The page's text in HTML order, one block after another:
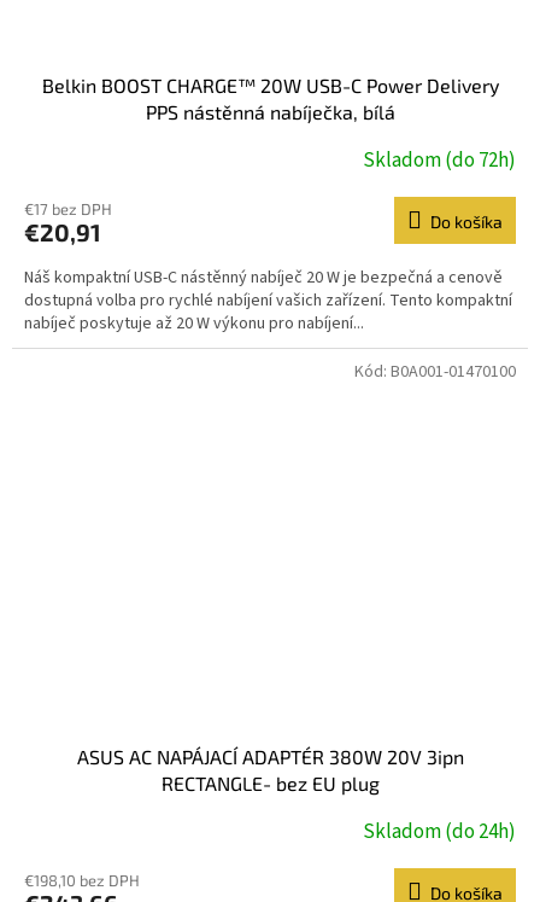
Belkin BOOST CHARGE™ 20W USB-C Power Delivery
PPS nástěnná nabíječka, bílá
Skladom (do 72h)
€17 bez DPH
€20,91 Do košíka
Náš kompaktní USB-C nástěnný nabíječ 20 W je bezpečná a cenově
dostupná volba pro rychlé nabíjení vašich zařízení. Tento kompaktní
nabíječ poskytuje až 20 W výkonu pro nabíjení...
ASUS AC NAPÁJACÍ ADAPTÉR 380W 20V 3ipn
RECTANGLE- bez EU plug
Skladom (do 24h)
€198,10 bez DPH
Do košíka
Kód: B0A001-01470100